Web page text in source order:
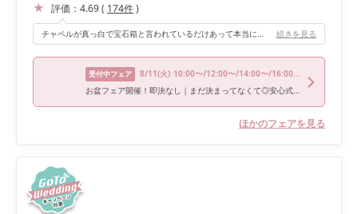
評価： 4.69( 174件)
チャペルが真っ白で宝石箱と言われているだけあって本当に素敵な空間です！(天井にキラキラした装飾品が吊るされている、ゲストの椅子が透明) 花などの装飾がどんなスタイルでも合い、写真もとても綺麗に撮れます。 続きを見る
受付中フェア 8/11(火) 10:00〜/12:00〜/14:00〜/16:00〜
お盆フェア開催！即決なし｜まだ決まってなくて◎安心式場相談会
ほかのフェアを見る